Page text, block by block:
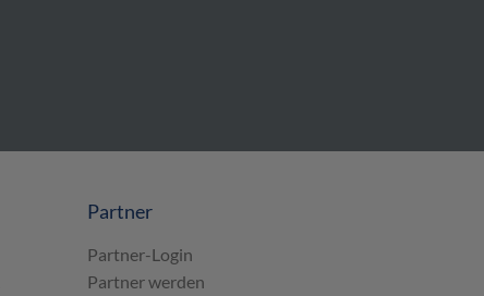
Partner
Partner-Login
Partner werden